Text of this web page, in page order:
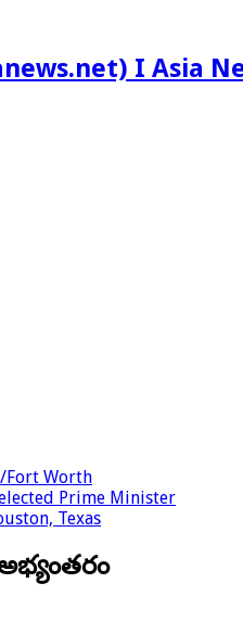
I Asia
Fort Worth
Prime Minister
Texas